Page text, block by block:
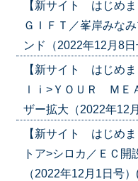
【新サイト はじめ
ＧＩＦＴ／峯岸みな
ンド（2022年12月8
【新サイト はじめ
ｌｉ>ＹＯＵＲ ＭＥ
ザー拡大（2022年12
【新サイト はじめ
トア>シロカ／ＥＣ開
（2022年12月1日号